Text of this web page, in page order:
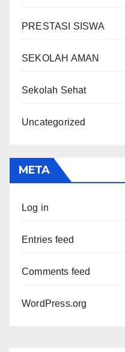
PRESTASI SISWA
SEKOLAH AMAN
Sekolah Sehat
Uncategorized
META
Log in
Entries feed
Comments feed
WordPress.org